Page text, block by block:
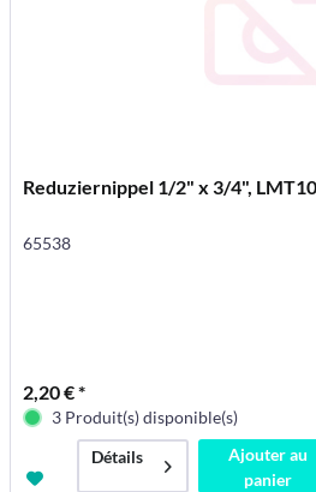
Reduziernippel 1/2" x 3/4",
65538
2,20 € *
3 Produit(s) disponible(s)
Détails
Ajouter au
panier